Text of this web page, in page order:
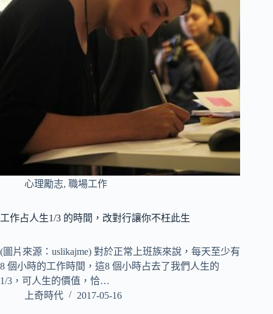
心理勵志, 職場工作
工作占人生1/3 的時間，改對行讓你不枉此生
(圖片來源：uslikajme) 對於正常上班族來說，每天至少有
8 個小時的工作時間，這8 個小時占去了我們人生的
1/3，可人生的價值，恰…
上奇時代
2017-05-16